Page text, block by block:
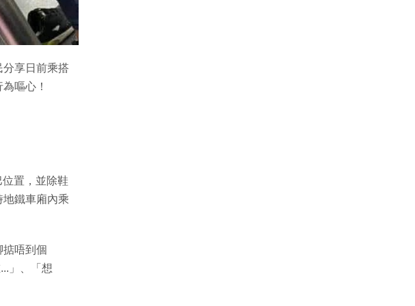
享日前乘搭
嘔心！
置，並除鞋
鐵車廂內乘
唔到個
」、「想